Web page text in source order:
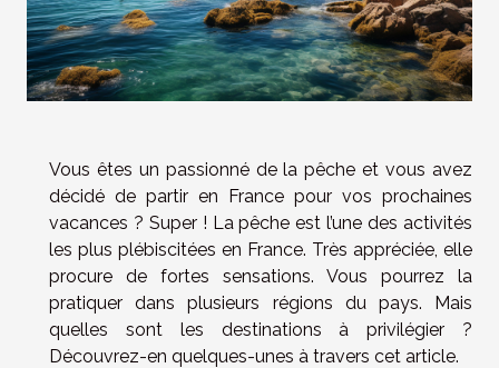
Vous êtes un passionné de la pêche et vous avez
décidé de partir en France pour vos prochaines
vacances ? Super ! La pêche est l’une des activités
les plus plébiscitées en France. Très appréciée, elle
procure de fortes sensations. Vous pourrez la
pratiquer dans plusieurs régions du pays. Mais
quelles sont les destinations à privilégier ?
Découvrez-en quelques-unes à travers cet article.